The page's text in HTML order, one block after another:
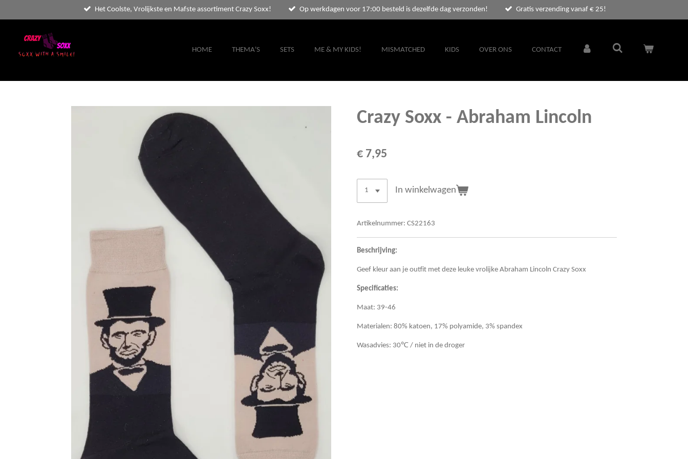
direct
hoofdinhoud
Het Coolste, Vrolijkste en Mafste assortiment Crazy Soxx! Op werkdagen voor 17:00 besteld is dezelfde dag verzonden! Gratis verzending vanaf € 25!
HOME THEMA'S SETS ME & MY KIDS! MISMATCHED KIDS OVER ONS CONTACT
Crazy Soxx - Abraham Lincoln
€ 7,95
In winkelwagen
Artikelnummer: CS22163
Beschrijving:
Geef kleur aan je outfit met deze leuke vrolijke Abraham Lincoln Crazy Soxx
Specificaties:
Maat: 39-46
Materialen: 80% katoen, 17% polyamide, 3% spandex
Wasadvies: 30℃ / niet in de droger